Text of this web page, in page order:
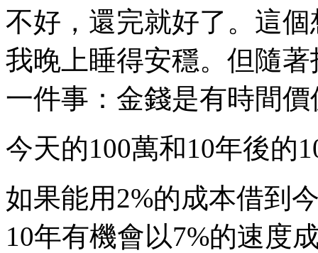
不好，還完就好了。這
我晚上睡得安穩。但隨
一件事：金錢是有時間價
今天的100萬和10年後的
如果能用2%的成本借到
10年有機會以7%的速度